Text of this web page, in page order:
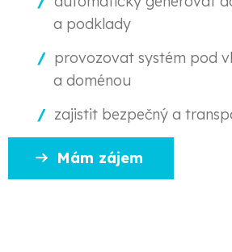
a podklady
provozovat systém pod
a doménou
zajistit bezpečný a
Mám zájem